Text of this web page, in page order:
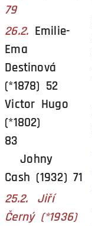
79
26.2. Emilie-
Ema
Destinová
(*1878) 52
Victor Hugo
(*1802)
83
Johny
Cash (1932) 71
25.2. Jiří
Černý (*1936)